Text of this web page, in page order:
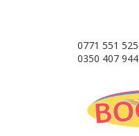
0771 551 525
0350 407 944